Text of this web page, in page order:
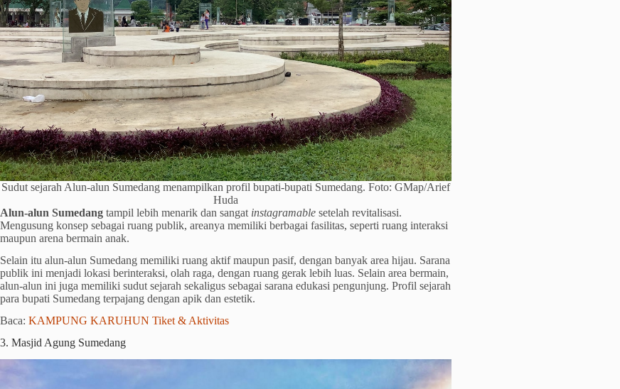
Sudut sejarah Alun-alun Sumedang menampilkan profil bupati-bupati Sumedang. Foto: GMap/Arief
Huda
Alun-alun Sumedang tampil lebih menarik dan sangat instagramable setelah revitalisasi.
Mengusung konsep sebagai ruang publik, areanya memiliki berbagai fasilitas, seperti ruang interaksi
maupun arena bermain anak.
Selain itu alun-alun Sumedang memiliki ruang aktif maupun pasif, dengan banyak area hijau. Sarana
publik ini menjadi lokasi berinteraksi, olah raga, dengan ruang gerak lebih luas. Selain area bermain,
alun-alun ini juga memiliki sudut sejarah sekaligus sebagai sarana edukasi pengunjung. Profil sejarah
para bupati Sumedang terpajang dengan apik dan estetik.
Baca: KAMPUNG KARUHUN Tiket & Aktivitas
3. Masjid Agung Sumedang